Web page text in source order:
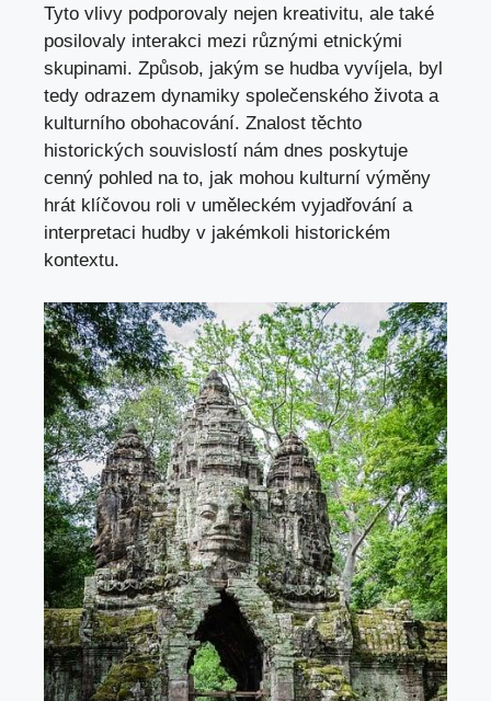
Tyto vlivy podporovaly nejen kreativitu, ale​ také
posilovaly ​interakci mezi různými etnickými
skupinami. ‌Způsob, jakým se hudba​ vyvíjela, byl
tedy odrazem⁤ dynamiky společenského života a​
kulturního obohacování. Znalost těchto
historických souvislostí nám‍ dnes poskytuje
cenný pohled‍ na to, jak mohou kulturní výměny
hrát klíčovou roli v uměleckém vyjadřování a
interpretaci hudby v jakémkoli historickém
kontextu.